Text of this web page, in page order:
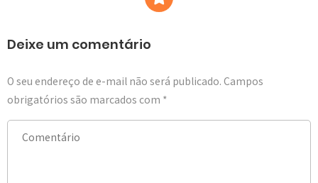
Deixe um comentário
O seu endereço de e-mail não será publicado. Campos
obrigatórios são marcados com *